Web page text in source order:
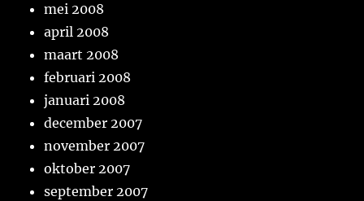
mei 2008
april 2008
maart 2008
februari 2008
januari 2008
december 2007
november 2007
oktober 2007
september 2007